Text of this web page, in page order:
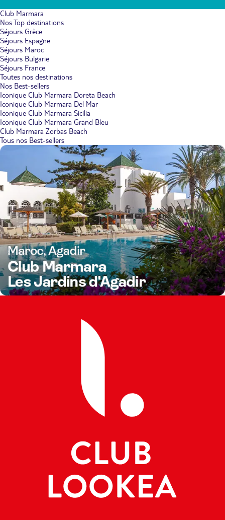
Club Marmara
Nos Top destinations
Séjours Grèce
Séjours Espagne
Séjours Maroc
Séjours Bulgarie
Séjours France
Toutes nos destinations
Nos Best-sellers
Iconique Club Marmara Doreta Beach
Iconique Club Marmara Del Mar
Iconique Club Marmara Sicilia
Iconique Club Marmara Grand Bleu
Club Marmara Zorbas Beach
Tous nos Best-sellers